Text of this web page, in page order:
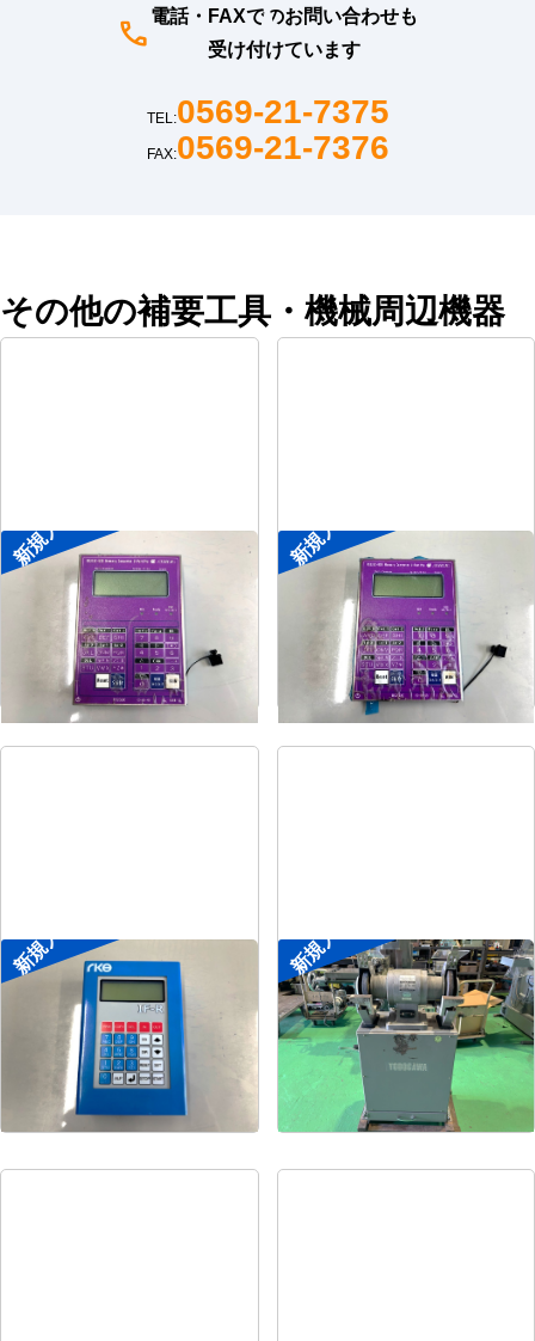
電話・FAXでのお問い合わせも
受け付けています
TEL:0569-21-7375
FAX:0569-21-7376
その他の補要工具・機械周辺機器
新規入荷
ポータブル入出力装置
協立アスリック
式U-Port Pro
式-
新規入荷
ポータブル入出力装置
メーカー 協立アスリック
式U-Port Pro
式-
新規入荷
ポータブル入出力装置
メーカー
菱電工機エンジニアリ
ング
式 IF-R
新規入荷
両頭グラインダー
メーカー 淀川電機
形 FG-255T
式